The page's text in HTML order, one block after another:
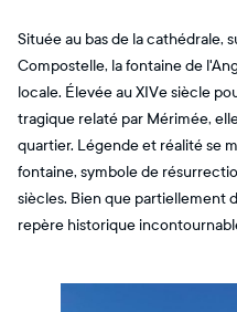
Située au bas de la cathédrale,
Compostelle, la fontaine de
locale. Élevée au XIVe siècle
tragique relaté par Mérimée,
quartier. Légende et réalité se
fontaine, symbole de
siècles. Bien que partiellement
repère historique